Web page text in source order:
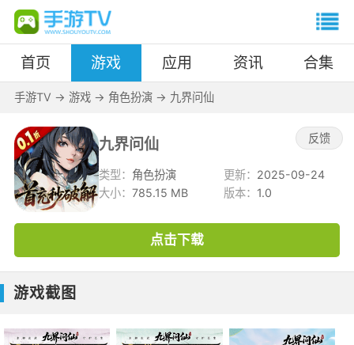
首页 游戏 应用 资讯 合集
手游TV -> 游戏-> 角色扮演-> 九界问仙
九界问仙 反馈
类型： 角色扮演 更新： 2025-09-24
大小：785.15 MB 版本： 1.0
点击下载
游戏截图